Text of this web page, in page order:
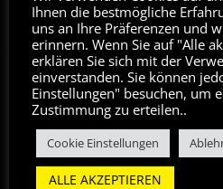
NEUE VERANSTALTUNGEN
VOTIVKIRCHE / 29 APR
Ihnen die bestmögliche
uns an Ihre Präferenzen und
erinnern. Wenn Sie auf "Alle
erklären Sie sich mit der
einverstanden. Sie können
Einstellungen" besuchen, um
Zustimmung zu erteilen..
Cookie Einstellungen
ALLE AKZEPTIEREN